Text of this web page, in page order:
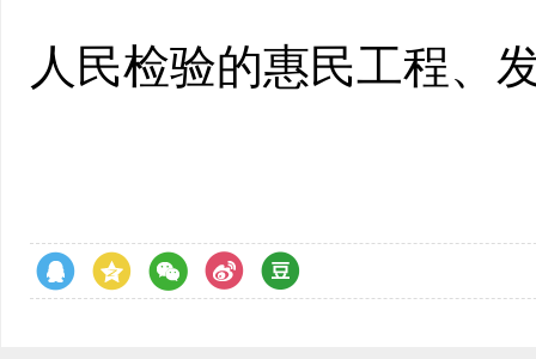
人民检验的惠民工程、